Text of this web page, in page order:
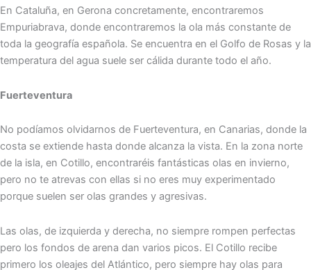
En Cataluña, en Gerona concretamente, encontraremos
Empuriabrava, donde encontraremos la ola más constante de
toda la geografía española. Se encuentra en el Golfo de Rosas y la
temperatura del agua suele ser cálida durante todo el año.
Fuerteventura
No podíamos olvidarnos de Fuerteventura, en Canarias, donde la
costa se extiende hasta donde alcanza la vista. En la zona norte
de la isla, en Cotillo, encontraréis fantásticas olas en invierno,
pero no te atrevas con ellas si no eres muy experimentado
porque suelen ser olas grandes y agresivas.
Las olas, de izquierda y derecha, no siempre rompen perfectas
pero los fondos de arena dan varios picos. El Cotillo recibe
primero los oleajes del Atlántico, pero siempre hay olas para